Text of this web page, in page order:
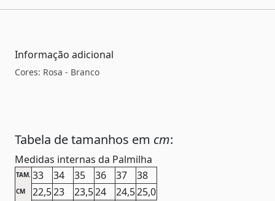
Informação adicional
Cores: Rosa - Branco
Tabela de tamanhos em cm:
Medidas internas da Palmilha
TAM. 33 34 35 36 37 38
CM 22,523 23,524 24,525,0